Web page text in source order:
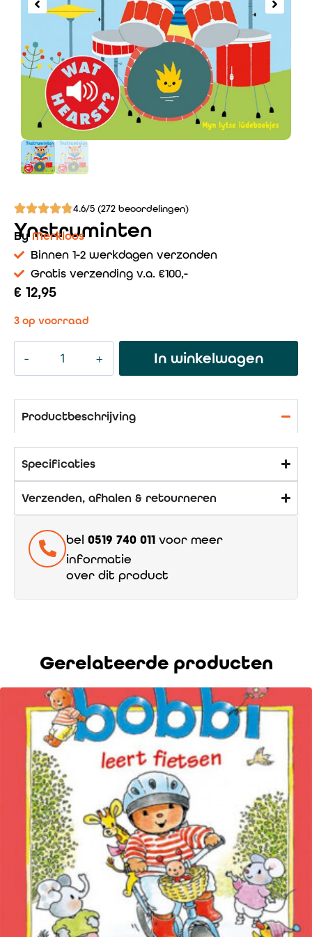
4.6/5 (272 beoordelingen)
Ynstruminten
ByMerkloos
Binnen 1-2 werkdagen verzonden
Gratis verzending v.a. €100,-
€ 12,95
3 op voorraad
In winkelwagen
Productbeschrijving
Specificaties
Verzenden, afhalen & retourneren
bel 0519 740 011 voor meer
informatie
over dit product
Gerelateerde producten